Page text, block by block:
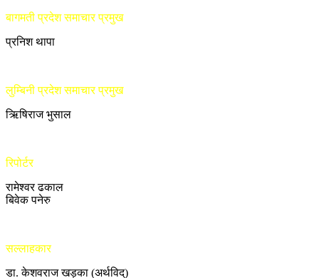
बागमती प्रदेश समाचार प्रमुख
प्रनिश थापा
लुम्बिनी प्रदेश समाचार प्रमुख
ऋिषिराज भुसाल
रिपोर्टर
रामेश्वर ढकाल
बिवेक पनेरु
सल्लाहकार
डा. केशवराज खड्का (अर्थविद्)